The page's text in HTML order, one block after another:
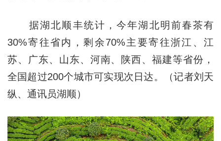
据湖北顺丰统计，今年湖北明前春茶有
30%寄往省内，剩余70%主要寄往浙江、江
苏、广东、山东、河南、陕西、福建等省份，
全国超过200个城市可实现次日达。（记者刘天
纵、通讯员湖顺）